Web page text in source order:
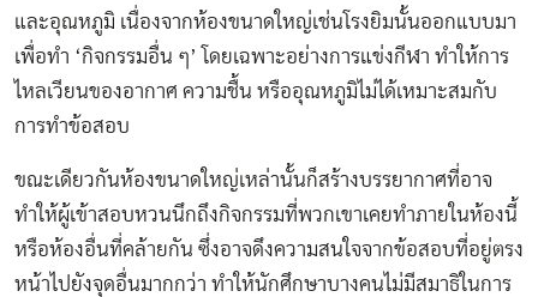
และอุณหภูมิ เนื่องจากห้องขนาดใหญ่เช่นโรงยิมนั้นออกแบบมา
เพื่อทำ ‘กิจกรรมอื่น ๆ’ โดยเฉพาะอย่างการแข่งกีฬา ทำให้การ
ไหลเวียนของอากาศ ความชื้น หรืออุณหภูมิไม่ได้เหมาะสมกับ
การทำข้อสอบ
ขณะเดียวกันห้องขนาดใหญ่เหล่านั้นก็สร้างบรรยากาศที่อาจ
ทำให้ผู้เข้าสอบหวนนึกถึงกิจกรรมที่พวกเขาเคยทำภายในห้องนี้
หรือห้องอื่นที่คล้ายกัน ซึ่งอาจดึงความสนใจจากข้อสอบที่อยู่ตรง
หน้าไปยังจุดอื่นมากกว่า ทำให้นักศึกษาบางคนไม่มีสมาธิในการ